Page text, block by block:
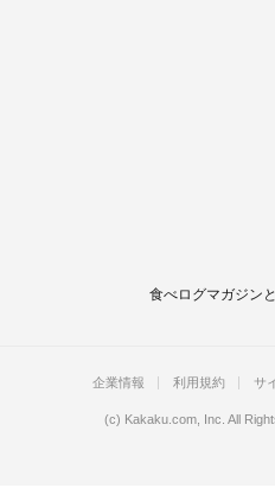
食べログマガジン
企業情報 利用規約 サ
(c) Kakaku.com, Inc. All